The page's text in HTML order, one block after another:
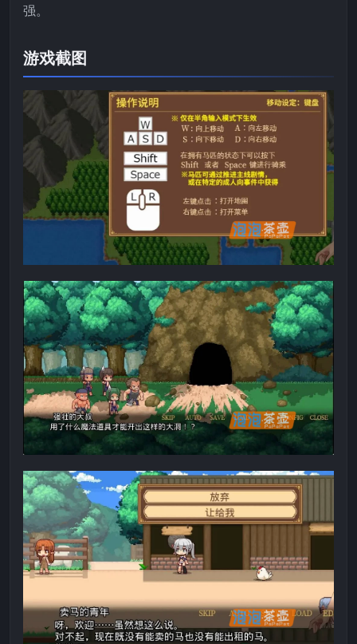
强。
游戏截图